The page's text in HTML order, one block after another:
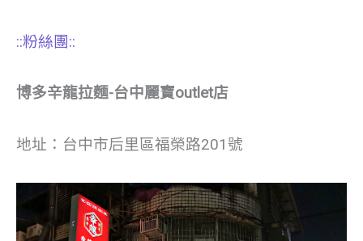
::粉絲團::
博多辛龍拉麵-台中麗寶outlet店
地址：台中市后里區福榮路201號